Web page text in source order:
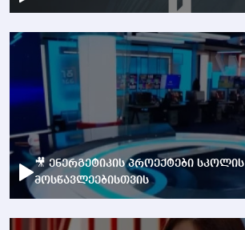
🎥 ენერგეტიკის პროექტები სკოლის
მოსწავლეებისთვის